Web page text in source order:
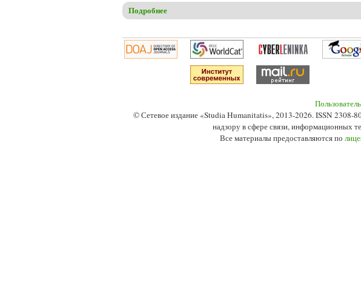
Подробнее
© Сетевое издание «Studia Humanitatis», 2013-2026. ISSN
надзору в сфере связи, информационных
Все материалы предоставляются по